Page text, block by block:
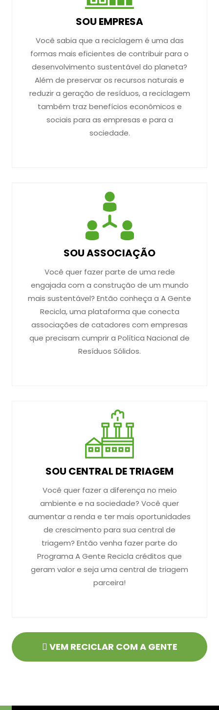
SOU EMPRESA
Você sabia que a reciclagem é uma das
formas mais eficientes de contribuir para o
desenvolvimento sustentável do planeta?
Além de preservar os recursos naturais e
reduzir a geração de resíduos, a reciclagem
também traz benefícios econômicos e
sociais para as empresas e para a
sociedade.
SOU ASSOCIAÇÃO
Você quer fazer parte de uma rede
engajada com a construção de um mundo
mais sustentável? Então conheça a A Gente
Recicla, uma plataforma que conecta
associações de catadores com empresas
que precisam cumprir a Política Nacional de
Resíduos Sólidos.
SOU CENTRAL DE TRIAGEM
Você quer fazer a diferença no meio
ambiente e na sociedade? Você quer
aumentar a renda e ter mais oportunidades
de crescimento para sua central de
triagem? Então venha fazer parte do
Programa A Gente Recicla créditos que
geram valor e seja uma central de triagem
parceira!
VEM RECICLAR COM A GENTE